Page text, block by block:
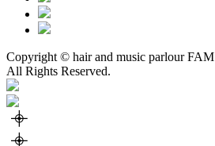
Copyright © hair and music parlour FAM
All Rights Reserved.